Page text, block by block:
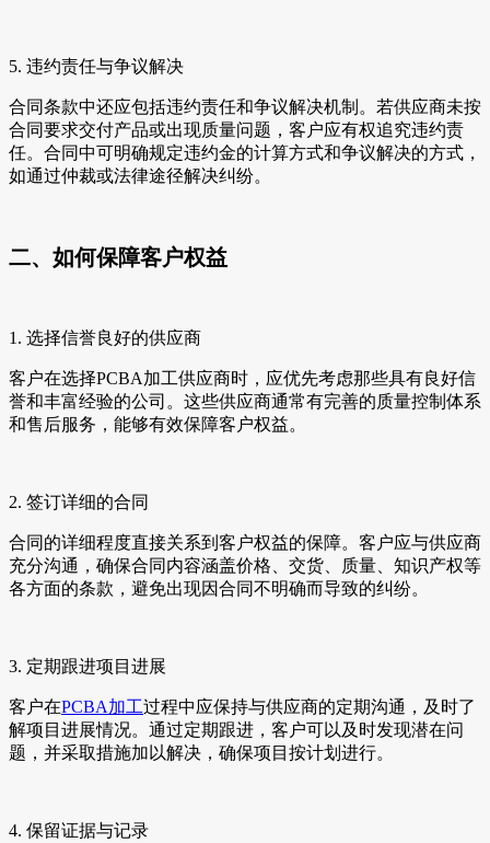
5. 违约责任与争议解决
合同条款中还应包括违约责任和争议解决机制。若供应商未按
合同要求交付产品或出现质量问题，客户应有权追究违约责
任。合同中可明确规定违约金的计算方式和争议解决的方式，
如通过仲裁或法律途径解决纠纷。
二、如何保障客户权益
1. 选择信誉良好的供应商
客户在选择PCBA加工供应商时，应优先考虑那些具有良好信
誉和丰富经验的公司。这些供应商通常有完善的质量控制体系
和售后服务，能够有效保障客户权益。
2. 签订详细的合同
合同的详细程度直接关系到客户权益的保障。客户应与供应商
充分沟通，确保合同内容涵盖价格、交货、质量、知识产权等
各方面的条款，避免出现因合同不明确而导致的纠纷。
3. 定期跟进项目进展
客户在PCBA加工过程中应保持与供应商的定期沟通，及时了
解项目进展情况。通过定期跟进，客户可以及时发现潜在问
题，并采取措施加以解决，确保项目按计划进行。
4. 保留证据与记录